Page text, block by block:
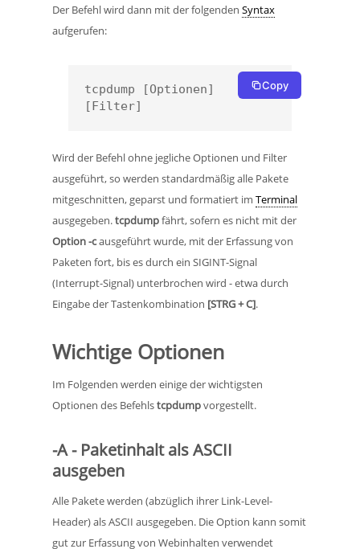
Der Befehl wird dann mit der folgenden Syntax
aufgerufen:
tcpdump [Optionen]
[Filter]
Copy
Wird der Befehl ohne jegliche Optionen und Filter
ausgeführt, so werden standardmäßig alle Pakete
mitgeschnitten, geparst und formatiert im Terminal
ausgegeben.tcpdumpfährt, sofern es nicht mit der
Option -causgeführt wurde, mit der Erfassung von
Paketen fort, bis es durch ein SIGINT-Signal
(Interrupt-Signal) unterbrochen wird - etwa durch
Eingabe der Tastenkombination [STRG + C].
Wichtige Optionen
Im Folgenden werden einige der wichtigsten
Optionen des Befehlstcpdumpvorgestellt.
-A - Paketinhalt als ASCII
ausgeben
Alle Pakete werden (abzüglich ihrer Link-Level-
Header) als ASCII ausgegeben. Die Option kann somit
gut zur Erfassung von Webinhalten verwendet